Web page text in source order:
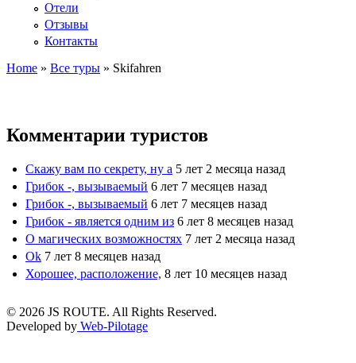
Отели
Отзывы
Контакты
Home » Все туры » Skifahren
Комментарии туристов
Скажу вам по секрету, ну а 5 лет 2 месяца назад
Грибок -, вызываемый 6 лет 7 месяцев назад
Грибок -, вызываемый 6 лет 7 месяцев назад
Грибок - является одним из 6 лет 8 месяцев назад
О магических возможностях 7 лет 2 месяца назад
Ok 7 лет 8 месяцев назад
Хорошее, расположение, 8 лет 10 месяцев назад
© 2026 JS ROUTE. All Rights Reserved.
Developed by Web-Pilotage